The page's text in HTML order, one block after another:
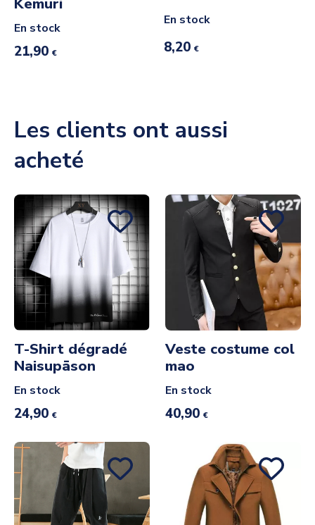
En stock
21,90 €
En stock
8,20 €
Les clients ont aussi
acheté
T-Shirt dégradé
Naisupāson
En stock
24,90 €
Veste costume col
mao
En stock
40,90 €